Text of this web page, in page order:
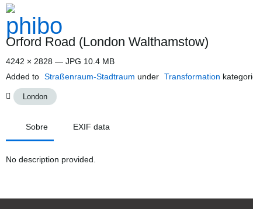
Orford Road (London Walthamstow)
4242 × 2828 — JPG 10.4 MB
Added to Straßenraum-Stadtraum under Transformation
London
Sobre EXIF data
No description provided.